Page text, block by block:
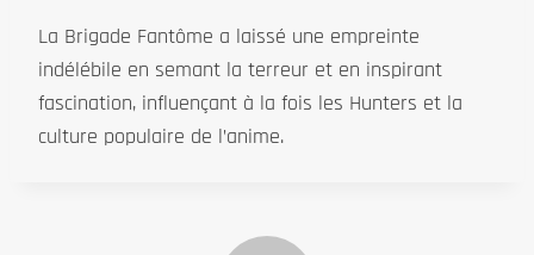
La Brigade Fantôme a laissé une empreinte
indélébile en semant la terreur et en inspirant
fascination, influençant à la fois les Hunters et la
culture populaire de l’anime.